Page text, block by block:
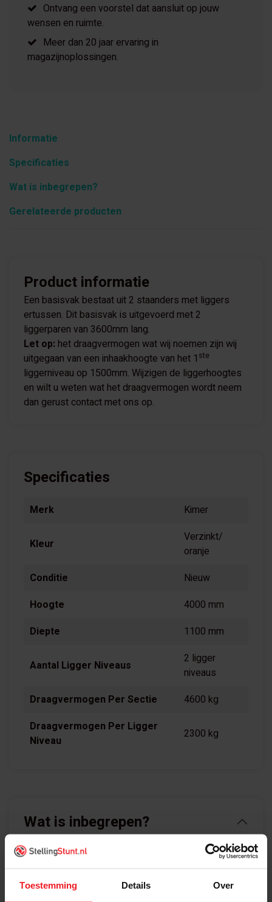
Toestemming Details Over
Ontvang een voorstel dat aansluit op jouw
wensen en ruimte.
Meer dan 20 jaar ervaring in
magazijnoplossingen.
Informatie
Specificaties
Wat is inbegrepen?
Gerelateerde producten
Product informatie
Een basisvak bestaat uit 2 staanders met liggers
ertussen. Dit basisvak is uitgevoerd met 2
liggerparen van 3600mm lang.
Let op: het draagvermogen wat wij noemen zijn wij
uitgegaan van een inhaakhoogte van het 1 ste
liggerniveau op 1500mm. Wijzigen de liggerhoogtes
en wilt u weten wat het draagvermogen wordt neem
dan gerust contact met ons op.
Specificaties
Merk Kimer
Kleur
Verzinkt/
oranje
Conditie
Nieuw
Hoogte
4000 mm
Diepte
1100 mm
Aantal Ligger Niveaus
2 ligger
niveaus
Draagvermogen Per Sectie
4600 kg
Draagvermogen Per Ligger
Niveau
2300 kg
Wat is inbegrepen?
Palletstellingen Basisvak 4000x3760mm (hxb)